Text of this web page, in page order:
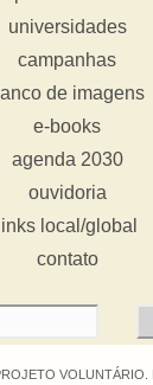
universidades
campanhas
de imagens
e-books
agenda 2030
ouvidoria
links local/global
contato
VOLUNTÁRIO.